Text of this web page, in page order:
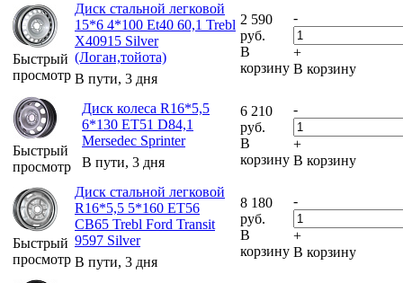
Быстрый
просмотр
Диск стальной легковой
15*6 4*100 Et40 60,1 Trebl
X40915 Silver
(Логан,тойота)
В пути, 3 дня
2 590
руб.
В
корзину
-
+
В корзину
Быстрый
просмотр
Диск колеса R16*5,5
6*130 ET51 D84,1
Mersedec Sprinter
В пути, 3 дня
6 210
руб.
В
корзину
-
+
В корзину
Быстрый
просмотр
Диск стальной легковой
R16*5,5 5*160 ET56
CB65 Trebl Ford Transit
9597 Silver
В пути, 3 дня
8 180
руб.
В
корзину
-
+
В корзину